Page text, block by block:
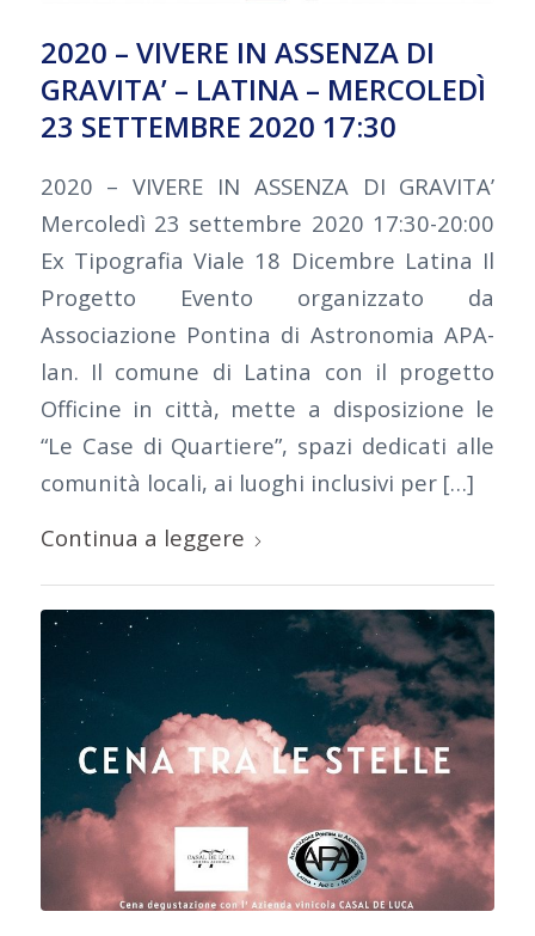
2020 – VIVERE IN ASSENZA DI
GRAVITA’ – LATINA – MERCOLEDÌ
23 SETTEMBRE 2020 17:30
2020 – VIVERE IN ASSENZA DI GRAVITA’
Mercoledì 23 settembre 2020 17:30-20:00
Ex Tipografia Viale 18 Dicembre Latina Il
Progetto Evento organizzato da
Associazione Pontina di Astronomia APA-
lan. Il comune di Latina con il progetto
Officine in città, mette a disposizione le
“Le Case di Quartiere”, spazi dedicati alle
comunità locali, ai luoghi inclusivi per […]
Continua a leggere